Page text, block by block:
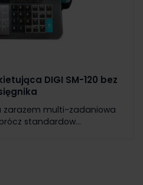
DIGI SM-120 bez
zarazem multi-zadaniowa
standardow...